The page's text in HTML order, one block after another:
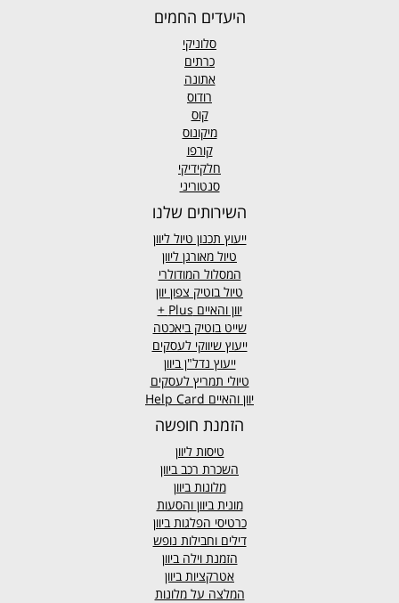
היעדים החמים
סלוניקי
כרתים
אתונה
רודוס
קוס
מיקונוס
קורפו
חלקידיקי
סנטוריני
השירותים שלנו
ייעוץ תכנון טיול ליוון
טיול מאורגן ליוון
המסלול המודולרי
טיול בוטיק צפון יוון
יוון והאיים Plus +
שייט בוטיק ביאכטה
ייעוץ שיווקי לעסקים
ייעוץ נדל"ן ביוון
טיולי תמריץ לעסקים
יוון והאיים Help Card
הזמנת חופשה
טיסות ליוון
השכרת רכב ביוון
מלונות ביוון
מונית ביוון והסעות
כרטיסי הפלגות ביוון
דילים וחבילות נופש
הזמנת וילה ביוון
אטרקציות ביוון
המלצה על מלונות